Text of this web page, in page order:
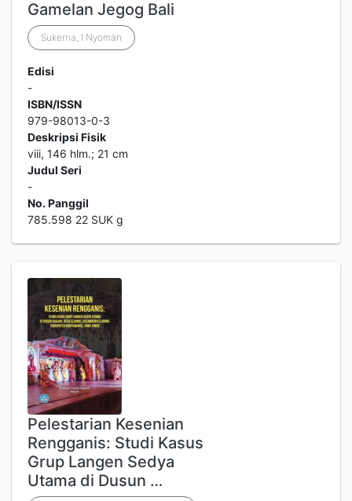
Gamelan Jegog Bali
Sukerna, I Nyoman
Edisi
-
ISBN/ISSN
979-98013-0-3
Deskripsi Fisik
viii, 146 hlm.; 21 cm
Judul Seri
-
No. Panggil
785.598 22 SUK g
Pelestarian Kesenian
Rengganis: Studi Kasus
Grup Langen Sedya
Utama di Dusun …